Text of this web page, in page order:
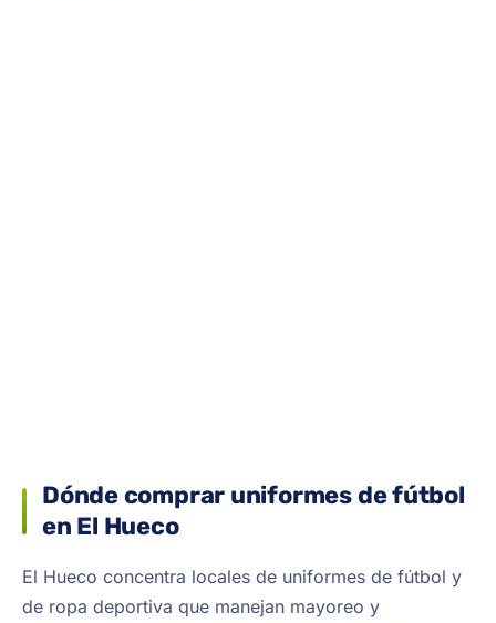
Dónde comprar uniformes de fútbol
en El Hueco
El Hueco concentra locales de uniformes de fútbol y
de ropa deportiva que manejan mayoreo y